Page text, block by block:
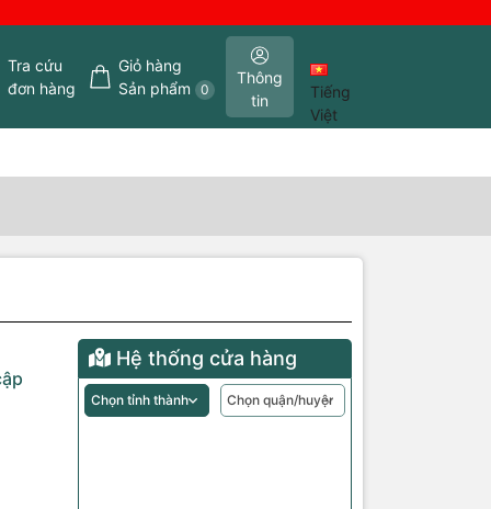
Tra cứu
đơn hàng
Giỏ hàng
Sản phẩm 0
Thông
tin
Tiếng
Việt
Hệ thống cửa hàng